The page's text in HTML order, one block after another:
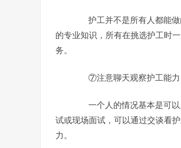
护工并不是所有人都能做
的专业知识，所有在挑选护工时
务。
⑦注意聊天观察护工能力
一个人的情况基本是可以
试或现场面试，可以通过交谈看
力。